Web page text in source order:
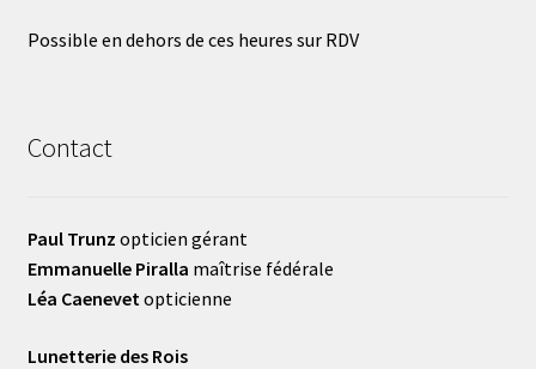
Possible en dehors de ces heures sur RDV
Contact
Paul Trunz opticien gérant
Emmanuelle Piralla maîtrise fédérale
Léa Caenevetopticienne
Lunetterie des Rois